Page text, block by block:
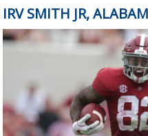
IRV SMITH JR,